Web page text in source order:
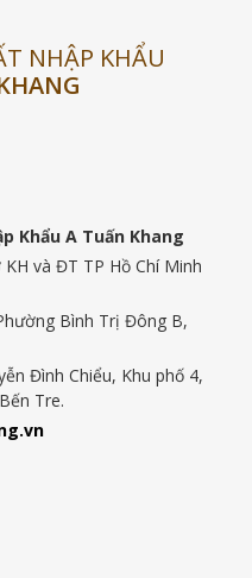
Khẩu A Tuấn Khang
và ĐT TP Hồ Chí Minh
Bình Trị Đông B,
Đình Chiểu, Khu phố 4,
Tre.
NHẬP KHẨU